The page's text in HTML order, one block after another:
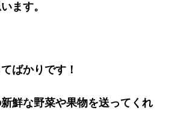
ます。
ばかりです！
鮮な野菜や果物を送ってくれ